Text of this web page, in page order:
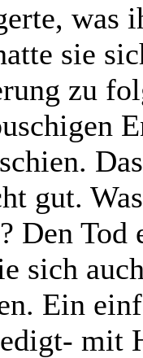
was
sie
zu
gut.
Den Tod
sich
Ein
mit